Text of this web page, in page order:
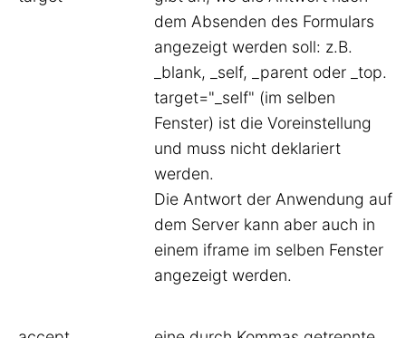
dem Absenden des Formulars
angezeigt werden soll: z.B.
_blank, _self, _parent oder _top.
target="_self" (im selben
Fenster) ist die Voreinstellung
und muss nicht deklariert
werden.
Die Antwort der Anwendung auf
dem Server kann aber auch in
einem iframe im selben Fenster
angezeigt werden.